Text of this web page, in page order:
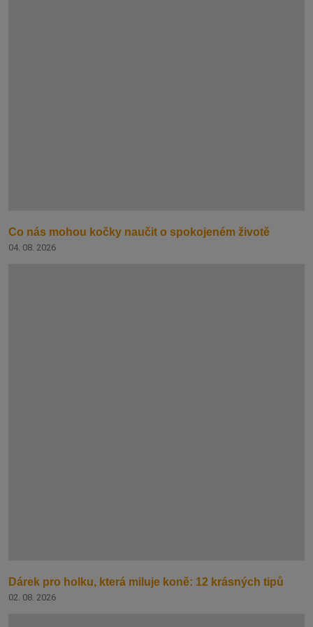
Co nás mohou kočky naučit o spokojeném životě
04. 08. 2026
Dárek pro holku, která miluje koně: 12 krásných tipů
02. 08. 2026